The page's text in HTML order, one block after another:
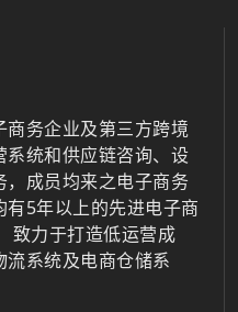
务企业及第三方跨境
系统和供应链咨询、设
成员均来之电子商务
5年以上的先进电子商
致力于打造低运营成
系统及电商仓储系